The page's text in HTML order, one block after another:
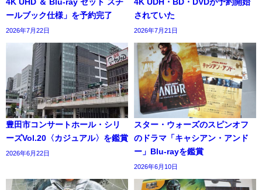
4K UHD ＆ Blu-ray セット スチ
ールブック仕様」を予約完了
2026年7月22日
4K UDH・BD・DVDが予約開始
されていた
2026年7月21日
豊田市コンサートホール・シリ
ーズVol.20〈カジュアル〉を鑑賞
2026年6月22日
スター・ウォーズのスピンオフ
のドラマ「キャシアン・アンド
ー」Blu-rayを鑑賞
2026年6月10日